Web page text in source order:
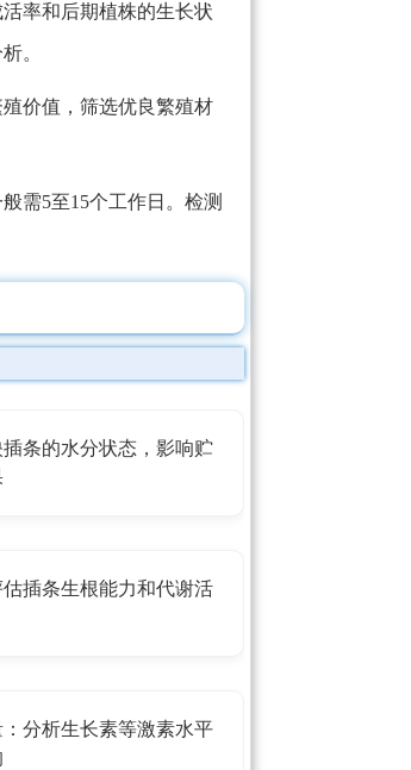
率和后期植株的生长状
。
价值，筛选优良繁殖材
需5至15个工作日。检测
条的水分状态，影响贮
插条生根能力和代谢活
分析生长素等激素水平